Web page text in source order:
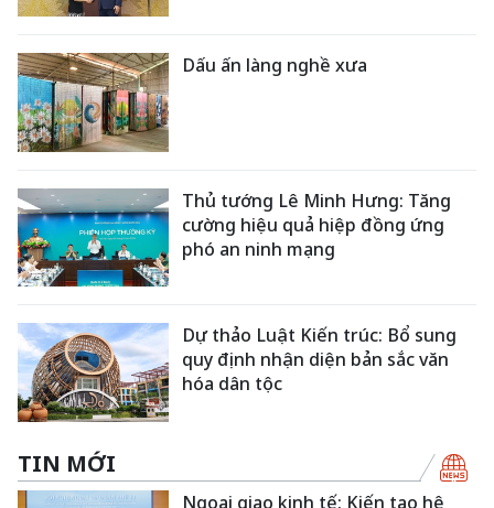
Dấu ấn làng nghề xưa
Thủ tướng Lê Minh Hưng: Tăng
cường hiệu quả hiệp đồng ứng
phó an ninh mạng
Dự thảo Luật Kiến trúc: Bổ sung
quy định nhận diện bản sắc văn
hóa dân tộc
TIN MỚI
Ngoại giao kinh tế: Kiến tạo hệ